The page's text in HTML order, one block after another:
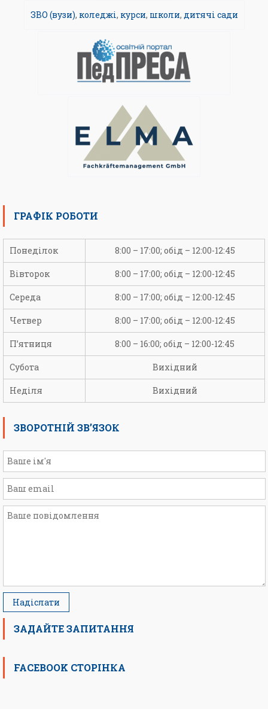
ЗВО (вузи), коледжі, курси, школи, дитячі сади
ГРАФІК РОБОТИ
Понеділок 8:00 – 17:00; обід – 12:00-12:45
Вівторок 8:00 – 17:00; обід – 12:00-12:45
Середа 8:00 – 17:00; обід – 12:00-12:45
Четвер 8:00 – 17:00; обід – 12:00-12:45
П’ятниця 8:00 – 16:00; обід – 12:00-12:45
Субота Вихідний
Неділя Вихідний
ЗВОРОТНІЙ ЗВ’ЯЗОК
ЗАДАЙТЕ ЗАПИТАННЯ
FACEBOOK СТОРІНКА